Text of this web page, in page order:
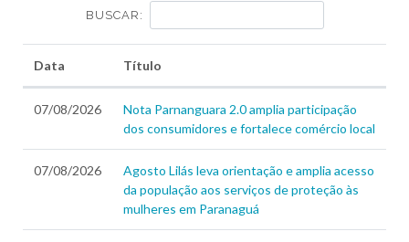
BUSCAR:
Data Título
07/08/2026
Nota Parnanguara 2.0 amplia participação
dos consumidores e fortalece comércio local
07/08/2026
Agosto Lilás leva orientação e amplia acesso
da população aos serviços de proteção às
mulheres em Paranaguá